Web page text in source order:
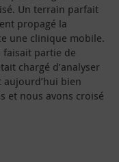
Un terrain parfait
propagé la
une clinique mobile.
faisait partie de
chargé d’analyser
aujourd’hui bien
et nous avons croisé